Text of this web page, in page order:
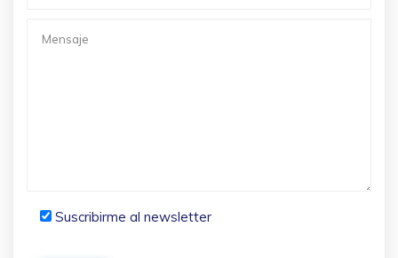
Suscribirme al newsletter